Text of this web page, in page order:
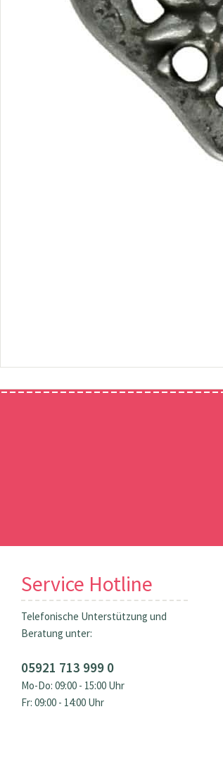
Service Hotline
Telefonische Unterstützung und
Beratung unter:
05921 713 999 0
Mo-Do: 09:00 - 15:00 Uhr
Fr: 09:00 - 14:00 Uhr